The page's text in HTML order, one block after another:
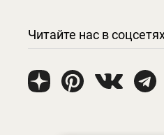
Читайте нас в